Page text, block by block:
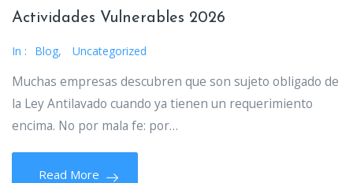
Actividades Vulnerables 2026
In : Blog, Uncategorized
Muchas empresas descubren que son sujeto obligado de
la Ley Antilavado cuando ya tienen un requerimiento
encima. No por mala fe: por…
Read More